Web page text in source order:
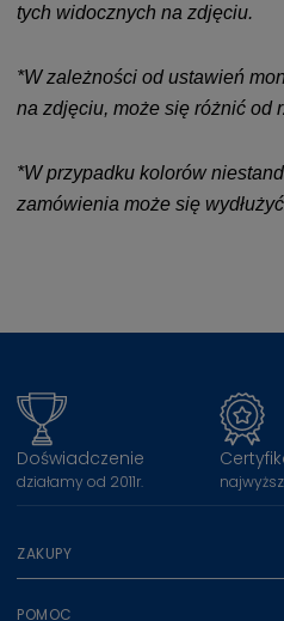
tych widocznych na zdjęciu.
*W zależności od ustawień
na zdjęciu, może się różnić od
*W przypadku kolorów
zamówienia może się
Doświadczenie
działamy od 2011r.
ZAKUPY
POMOC